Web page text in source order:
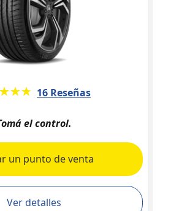
16 Reseñas
el control.
un punto de venta
Ver detalles